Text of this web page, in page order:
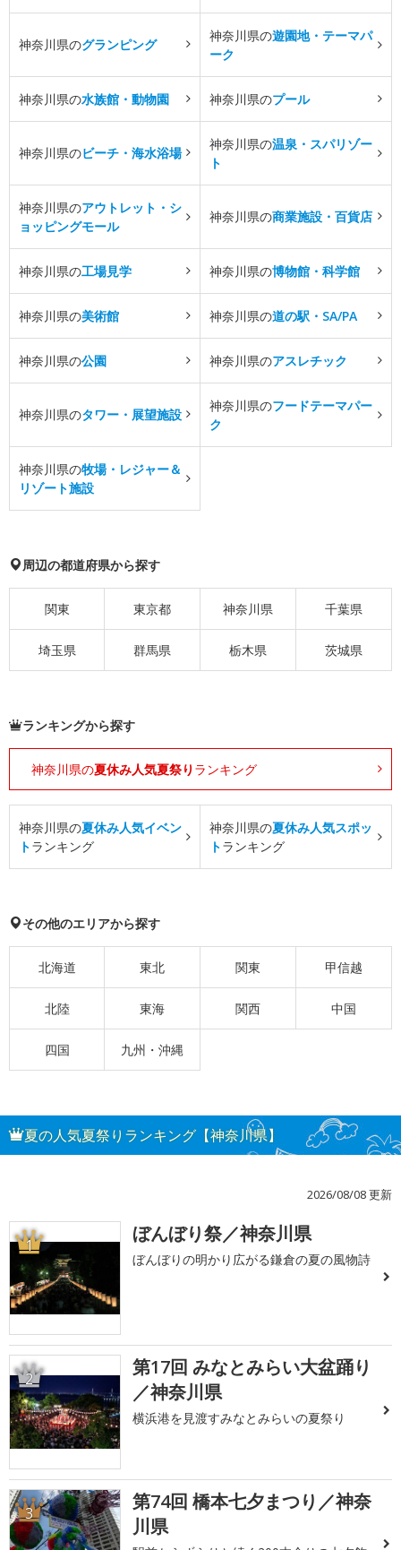
神奈川県のグランピング
神奈川県の遊園地・テーマパ
ーク
神奈川県の水族館・動物園 神奈川県のプール
神奈川県のビーチ・海水浴場
神奈川県の温泉・スパリゾー
ト
神奈川県のアウトレット・シ
ョッピングモール
神奈川県の商業施設・百貨店
神奈川県の工場見学 神奈川県の博物館・科学館
神奈川県の美術館 神奈川県の道の駅・SA/PA
神奈川県の公園 神奈川県のアスレチック
神奈川県のタワー・展望施設
神奈川県のフードテーマパー
ク
神奈川県の牧場・レジャー＆
リゾート施設
周辺の都道府県から探す
関東 東京都 神奈川県 千葉県
埼玉県 群馬県 栃木県 茨城県
ランキングから探す
神奈川県の夏休み人気夏祭り ランキング
神奈川県の夏休み人気イベン
トランキング
神奈川県の夏休み人気スポッ
トランキング
その他のエリアから探す
北海道 東北 関東 甲信越
北陸 東海 関西 中国
四国 九州・沖縄
夏の人気夏祭りランキング【神奈川県】
2026/08/08 更新
1 ぼんぼり祭／神奈川県
ぼんぼりの明かり広がる鎌倉の夏の風物詩
2
第17回 みなとみらい大盆踊り
／神奈川県
横浜港を見渡すみなとみらいの夏祭り
3
第74回 橋本七夕まつり／神奈
川県